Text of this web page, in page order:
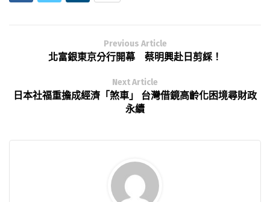
Previous Article
北富銀東京分行開幕 蔡明興赴日剪綵！
Next Article
日本社福重擔成經濟「煞車」 台灣借鏡高齡化困境尋財政
永續